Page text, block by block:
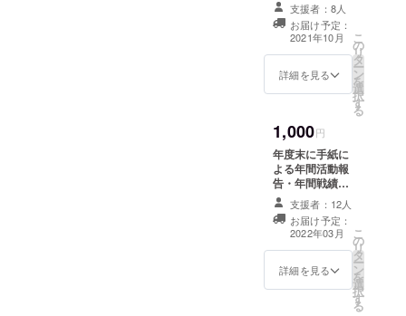
支援者：8人
お届け予定：
2021年10月
詳細を見る
こ
の
リ
タ
ー
ン
を
選
択
す
る
1,000円
年度末に手紙に
よる年間活動報
告・年間戦績報
告・次年度の日
程・お礼状
支援者：12人
お届け予定：
2022年03月
詳細を見る
こ
の
リ
タ
ー
ン
を
選
択
す
る